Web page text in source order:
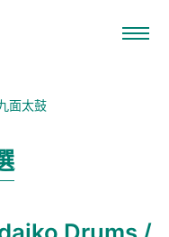
面太鼓